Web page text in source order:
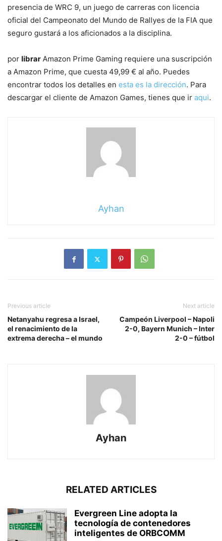
presencia de WRC 9, un juego de carreras con licencia
oficial del Campeonato del Mundo de Rallyes de la FIA que
seguro gustará a los aficionados a la disciplina.
por librar Amazon Prime Gaming requiere una suscripción
a Amazon Prime, que cuesta 49,99 € al año. Puedes
encontrar todos los detalles en esta es la dirección. Para
descargar el cliente de Amazon Games, tienes que ir aqui.
Ayhan
Previous article
Netanyahu regresa a Israel,
el renacimiento de la
extrema derecha – el mundo
Next article
Campeón Liverpool – Napoli
2-0, Bayern Munich – Inter
2-0 – fútbol
Ayhan
RELATED ARTICLES
Evergreen Line adopta la
tecnología de contenedores
inteligentes de ORBCOMM